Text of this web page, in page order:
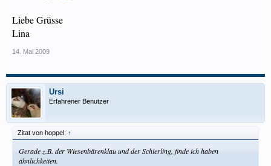
Liebe Grüsse
Lina
14. Mai 2009
Ursi
Erfahrener Benutzer
Zitat von hoppel: ↑
Gerade z.B. der Wiesenbärenklau und der Schierling, finde ich haben
ähnlichkeiten.